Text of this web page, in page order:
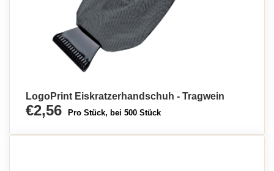
LogoPrint Eiskratzerhandschuh - Tragwein
€2,56 Pro Stück, bei 500 Stück